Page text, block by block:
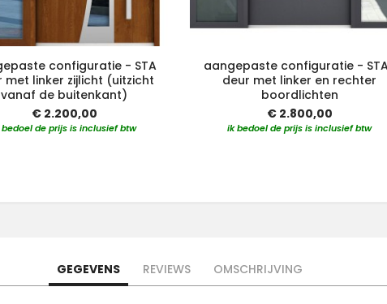
configuratie - STA
met linker zijlicht (uitzicht
vanaf de buitenkant)
€ 2.200,00
de prijs is inclusief btw
aangepaste configuratie -
deur met linker en rechter
boordlichten
€ 2.800,00
ik bedoel de prijs is inclusief btw
GEGEVENS REVIEWS OMSCHRIJVING